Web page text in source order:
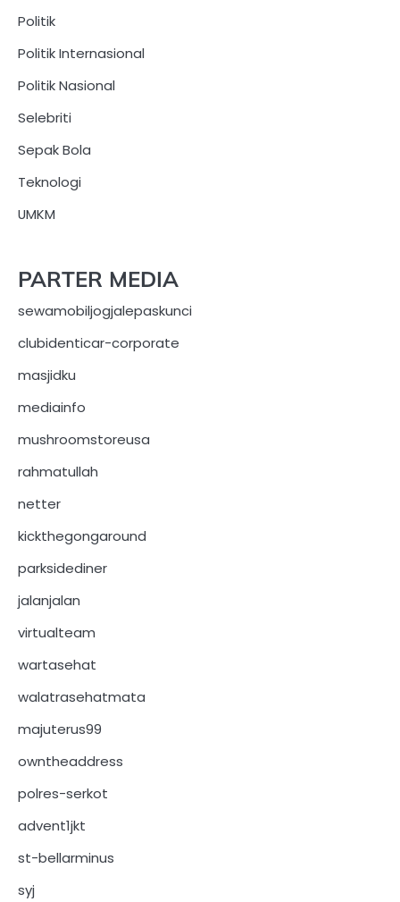
Politik
Politik Internasional
Politik Nasional
Selebriti
Sepak Bola
Teknologi
UMKM
PARTER MEDIA
sewamobiljogjalepaskunci
clubidenticar-corporate
masjidku
mediainfo
mushroomstoreusa
rahmatullah
netter
kickthegongaround
parksidediner
jalanjalan
virtualteam
wartasehat
walatrasehatmata
majuterus99
owntheaddress
polres-serkot
advent1jkt
st-bellarminus
syj